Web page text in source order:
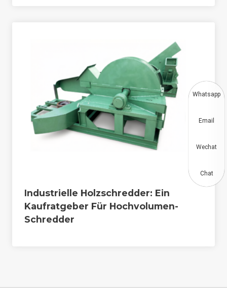
Industrielle Holzschredder: Ein
Kaufratgeber Für Hochvolumen-
Schredder
Whatsapp
Email
Wechat
Chat